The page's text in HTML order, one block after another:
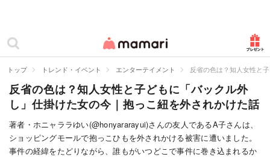
ママリ
カテゴリー一覧
妊娠
出産
赤ちゃん・育児
トップ トレンド・イベント エンターテイメント 反省の色は？知人女性と
反省の色は？知人女性と子どもに「バックル外
し」仕掛けた女の今｜抱っこ紐を外されかけた話
著者・ホニャララゆい(@honyararayui)さんの友人であるA子さんは、
ショッピングモールで抱っこひもを外されかける被害に遭いました。
事件の経緯をたどりながら、誰もがいつどこで事件に巻き込まれるか